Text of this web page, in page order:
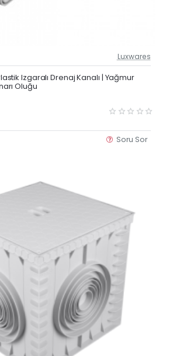
Güncel Fiyat
Yeni Ürün
Luxwares
Izgaralı Drenaj Kanalı | Yağmur
Oluğu
Soru Sor